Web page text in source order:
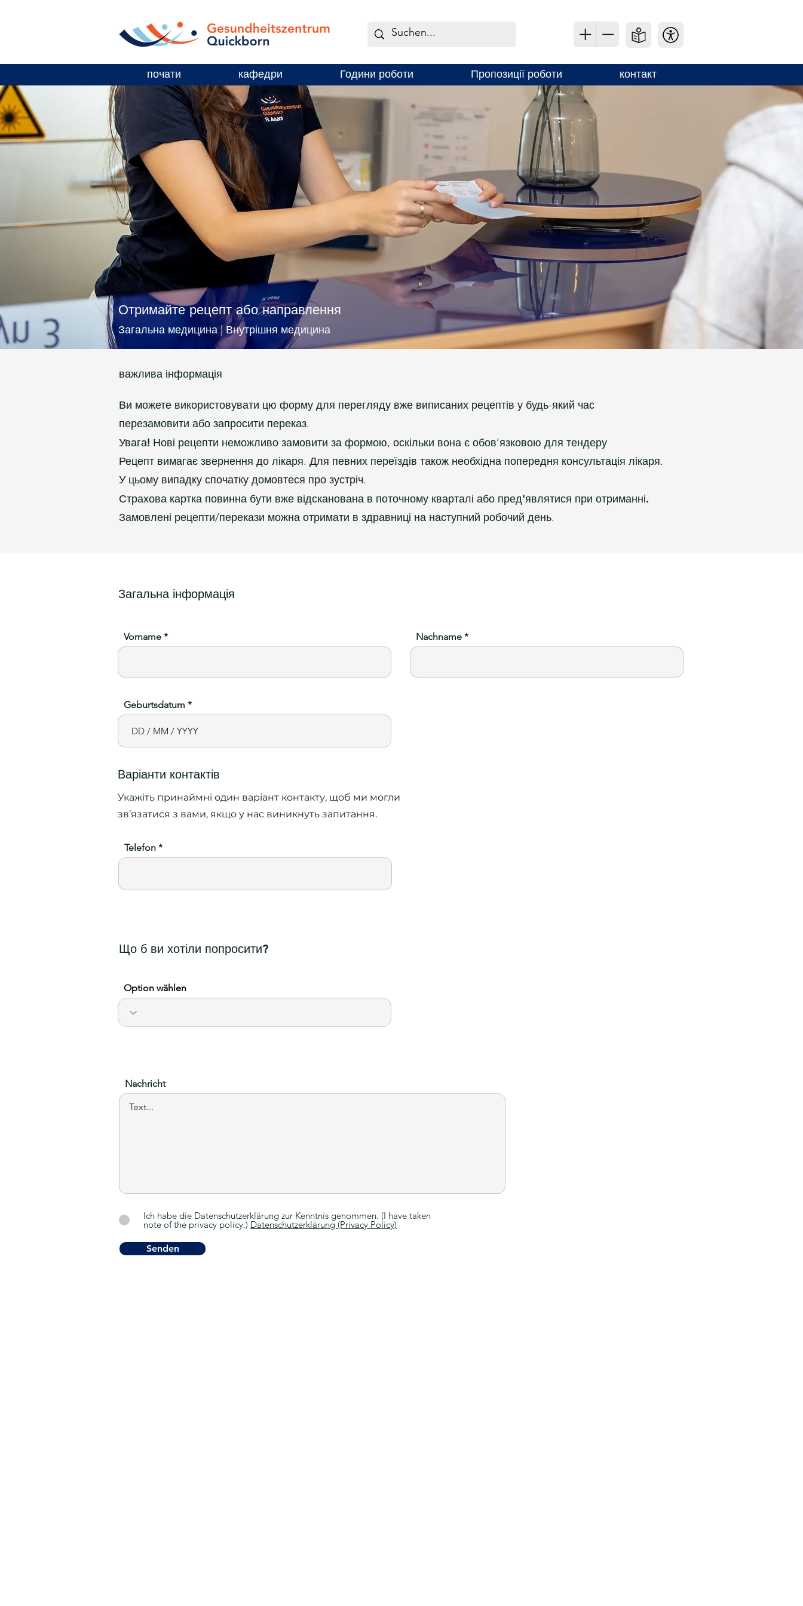
почати кафедри Години роботи Пропозиції роботи контакт
Отримайте рецепт або направлення
Загальна медицина | Внутрішня медицина
важлива інформація
Ви можете використовувати цю форму для перегляду вже виписаних рецептів у будь-який час
перезамовити або запросити переказ.
Увага! Нові рецепти неможливо замовити за формою, оскільки вона є обов’язковою для тендеру
Рецепт вимагає звернення до лікаря. Для певних переїздів також необхідна попередня консультація лікаря.
У цьому випадку спочатку домовтеся про зустріч.
Страхова картка повинна бути вже відсканована в поточному кварталі або пред'являтися при отриманні.
Замовлені рецепти/перекази можна отримати в здравниці на наступний робочий день.
Загальна інформація
Vorname Nachname
Geburtsdatum
Варіанти контактів
Укажіть принаймні один варіант контакту, щоб ми могли
зв’язатися з вами, якщо у нас виникнуть запитання.
Telefon
Що б ви хотіли попросити?
Option wählen
Nachricht
Ich habe die Datenschutzerklärung zur Kenntnis genommen. (I have taken
note of the privacy policy.) Datenschutzerklärung (Privacy Policy)
Senden